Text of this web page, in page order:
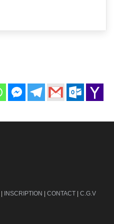
| INSCRIPTION | CONTACT | C.G.V